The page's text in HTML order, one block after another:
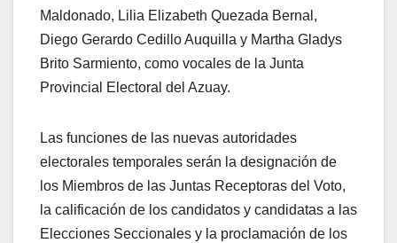
Maldonado, Lilia Elizabeth Quezada Bernal,
Diego Gerardo Cedillo Auquilla y Martha Gladys
Brito Sarmiento, como vocales de la Junta
Provincial Electoral del Azuay.
Las funciones de las nuevas autoridades
electorales temporales serán la designación de
los Miembros de las Juntas Receptoras del Voto,
la calificación de los candidatos y candidatas a las
Elecciones Seccionales y la proclamación de los